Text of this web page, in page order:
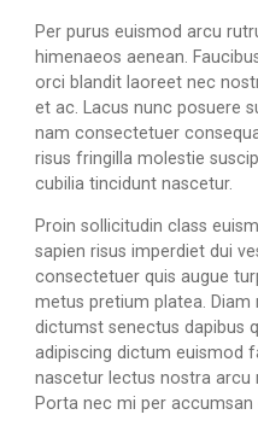
Per purus euismod arcu
himenaeos aenean.
orci blandit laoreet nec
et ac. Lacus nunc posuere
nam consectetuer
risus fringilla molestie
cubilia tincidunt nascetur.
Proin sollicitudin class
sapien risus imperdiet dui
consectetuer quis augue
metus pretium platea.
dictumst senectus dapibus
adipiscing dictum euismod
nascetur lectus nostra arcu
Porta nec mi per accumsan